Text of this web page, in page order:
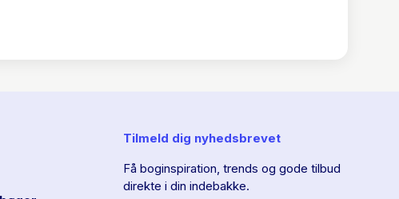
Tilmeld dig nyhedsbrevet
Få boginspiration, trends og gode tilbud
direkte i din indebakke.